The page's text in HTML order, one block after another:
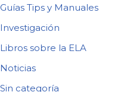
Guías Tips y Manuales
Investigación
Libros sobre la ELA
Noticias
Sin categoría